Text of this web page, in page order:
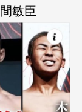
敏臣